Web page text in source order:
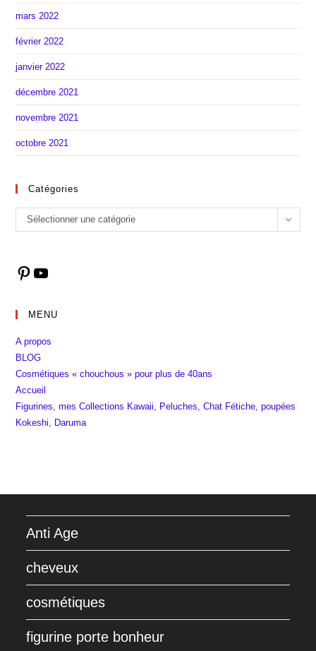
mars 2022
février 2022
janvier 2022
décembre 2021
novembre 2021
octobre 2021
Catégories
Catégories
Sélectionner une catégorie
PinterestYouTube
MENU
A propos
BLOG
Cosmétiques « chouchous » pour plus de 40ans
Accueil
Figurines, mes Collections Kawaii, Peluches, Chat Fétiche, poupées
Kokeshi, Daruma
Anti Age
cheveux
cosmétiques
figurine porte bonheur